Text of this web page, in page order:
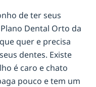
de ter seus
Dental Orto da
quer e precisa
dentes. Existe
é caro e chato
pouco e tem um